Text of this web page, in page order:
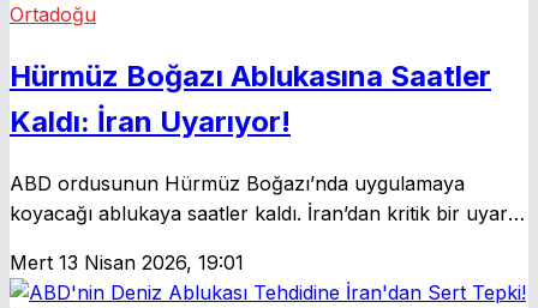
Ortadoğu
Hürmüz Boğazı Ablukasına Saatler
Kaldı: İran Uyarıyor!
ABD ordusunun Hürmüz Boğazı’nda uygulamaya
koyacağı ablukaya saatler kaldı. İran’dan kritik bir uyarı
yükseliyor.
Mert 13 Nisan 2026, 19:01